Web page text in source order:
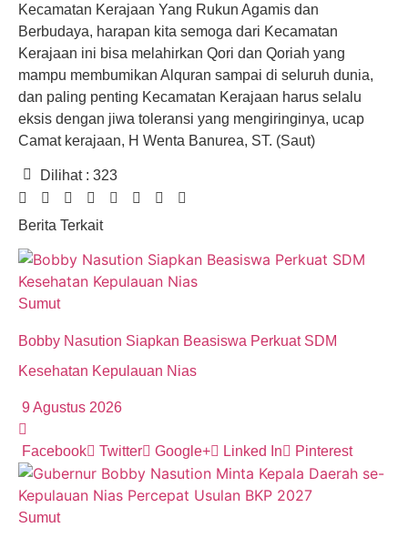
Kecamatan Kerajaan Yang Rukun Agamis dan
Berbudaya, harapan kita semoga dari Kecamatan
Kerajaan ini bisa melahirkan Qori dan Qoriah yang
mampu membumikan Alquran sampai di seluruh dunia,
dan paling penting Kecamatan Kerajaan harus selalu
eksis dengan jiwa toleransi yang mengiringinya, ucap
Camat kerajaan, H Wenta Banurea, ST. (Saut)
Dilihat : 323
Berita Terkait
Sumut
Bobby Nasution Siapkan Beasiswa Perkuat SDM
Kesehatan Kepulauan Nias
9 Agustus 2026
Facebook Twitter Google+ Linked In Pinterest
Sumut